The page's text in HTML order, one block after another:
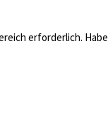
erforderlich.